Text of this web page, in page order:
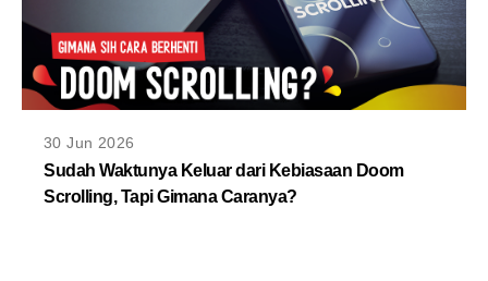
30 Jun 2026
Sudah Waktunya Keluar dari Kebiasaan Doom
Scrolling, Tapi Gimana Caranya?